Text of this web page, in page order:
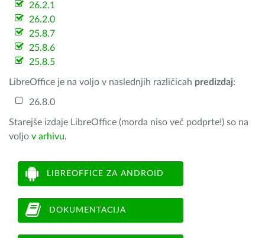
26.2.1
26.2.0
25.8.7
25.8.6
25.8.5
LibreOffice je na voljo v naslednjih različicah predizdaj:
26.8.0
Starejše izdaje LibreOffice (morda niso več podprte!) so na
voljo v arhivu.
LIBREOFFICE ZA ANDROID
DOKUMENTACIJA